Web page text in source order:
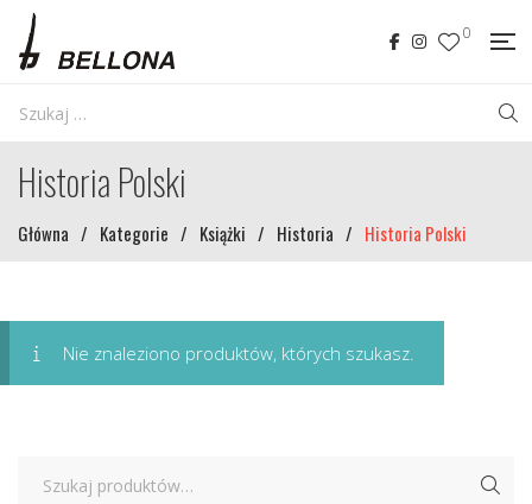
0
Historia Polski
Główna / Kategorie / Książki / Historia / Historia Polski
Nie znaleziono produktów, których szukasz.